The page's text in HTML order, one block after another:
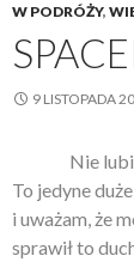
W PODRÓŻY,
9 LISTOPADA
Nie lubię
To jedyne
i uważam, że
sprawił to